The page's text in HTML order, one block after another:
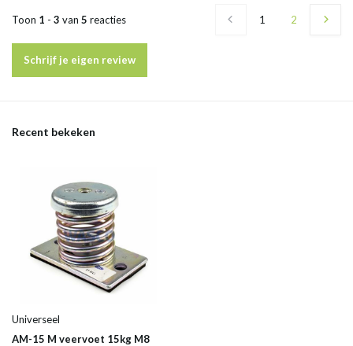
Toon 1 - 3 van 5 reacties 1 2
Schrijf je eigen review
Recent bekeken
Universeel
AM-15 M veervoet 15kg M8